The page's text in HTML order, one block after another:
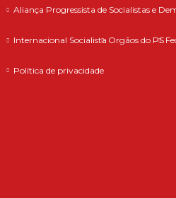
Aliança Progressista de Socialistas e
Internacional Socialista Orgãos do PS
Política de privacidade